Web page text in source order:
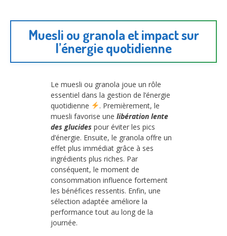
Muesli ou granola et impact sur
l’énergie quotidienne
Le muesli ou granola joue un rôle
essentiel dans la gestion de l’énergie
quotidienne
. Premièrement, le
muesli favorise une libération lente
des glucides pour éviter les pics
d’énergie. Ensuite, le granola offre un
effet plus immédiat grâce à ses
ingrédients plus riches. Par
conséquent, le moment de
consommation influence fortement
les bénéfices ressentis. Enfin, une
sélection adaptée améliore la
performance tout au long de la
journée.